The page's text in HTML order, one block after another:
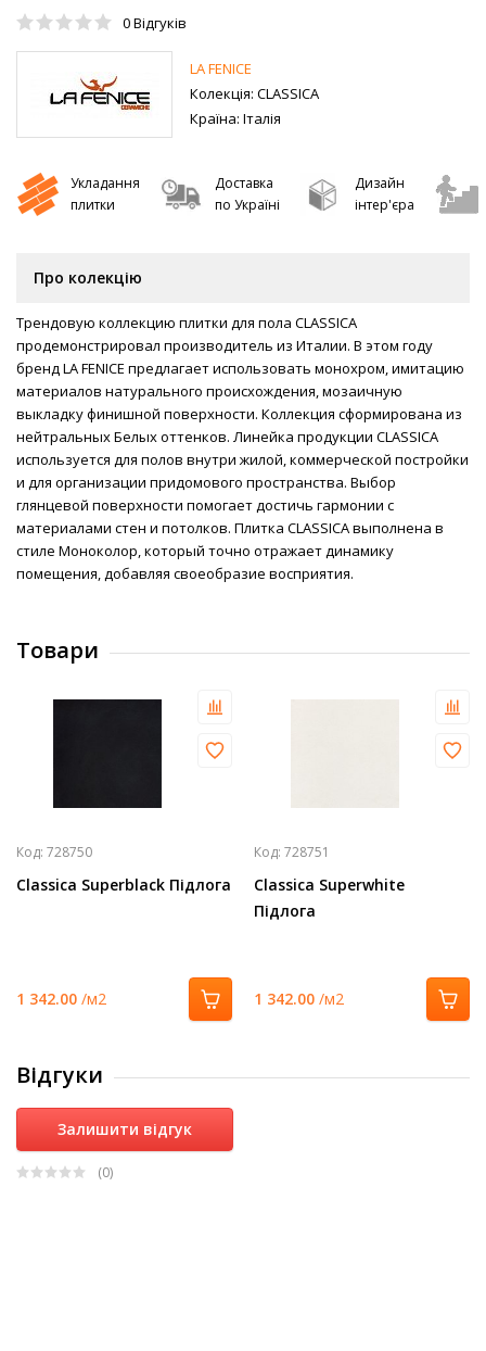
0Відгуків
LA FENICE
Колекція: CLASSICA
Країна: Італія
Укладання
плитки
Доставка
по Україні
Дизайн
інтер'єра
Про колекцію
Трендовую коллекцию плитки для пола CLASSICA
продемонстрировал производитель из Италии. В этом году
бренд LA FENICE предлагает использовать монохром, имитацию
материалов натурального происхождения, мозаичную
выкладку финишной поверхности. Коллекция сформирована из
нейтральных Белых оттенков. Линейка продукции CLASSICA
используется для полов внутри жилой, коммерческой постройки
и для организации придомового пространства. Выбор
глянцевой поверхности помогает достичь гармонии с
материалами стен и потолков. Плитка CLASSICA выполнена в
стиле Моноколор, который точно отражает динамику
помещения, добавляя своеобразие восприятия.
Товари
Код: 728750
Classica Superblack Підлога
1 342.00 /м2
Код: 728751
Classica Superwhite
Підлога
1 342.00 /м2
Відгуки
(0)
Залишити відгук